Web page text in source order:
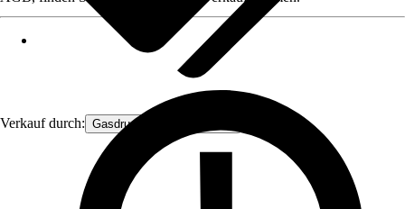
Verkauf durch: Gasdruckfeder Großhandel